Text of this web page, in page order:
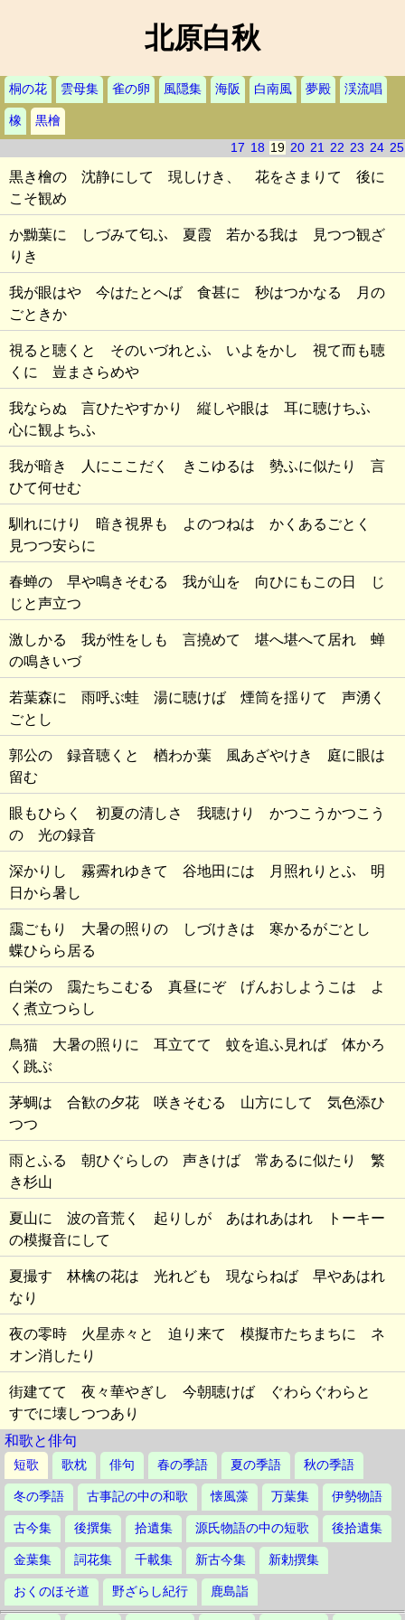
北原白秋
桐の花 雲母集 雀の卵 風隠集 海阪 白南風 夢殿 渓流唱
橡
黒檜
17 18 19 20 21 22 23 24 25
黒き檜の 沈静にして 現しけき、 花をさまりて 後に
こそ観め
か黝葉に しづみて匂ふ 夏霞 若かる我は 見つつ観ざ
りき
我が眼はや 今はたとへば 食甚に 秒はつかなる 月の
ごときか
視ると聴くと そのいづれとふ いよをかし 視て而も聴
くに 豈まさらめや
我ならぬ 言ひたやすかり 縦しや眼は 耳に聴けちふ
心に観よちふ
我が暗き 人にここだく きこゆるは 勢ふに似たり 言
ひて何せむ
馴れにけり 暗き視界も よのつねは かくあるごとく
見つつ安らに
春蝉の 早や鳴きそむる 我が山を 向ひにもこの日 じ
じと声立つ
激しかる 我が性をしも 言撓めて 堪へ堪へて居れ 蝉
の鳴きいづ
若葉森に 雨呼ぶ蛙 湯に聴けば 煙筒を揺りて 声湧く
ごとし
郭公の 録音聴くと 楢わか葉 風あざやけき 庭に眼は
留む
眼もひらく 初夏の清しさ 我聴けり かつこうかつこう
の 光の録音
深かりし 霧霽れゆきて 谷地田には 月照れりとふ 明
日から暑し
靄ごもり 大暑の照りの しづけきは 寒かるがごとし
蝶ひらら居る
白栄の 靄たちこむる 真昼にぞ げんおしようこは よ
く煮立つらし
鳥猫 大暑の照りに 耳立てて 蚊を追ふ見れば 体かろ
く跳ぶ
茅蜩は 合歓の夕花 咲きそむる 山方にして 気色添ひ
つつ
雨とふる 朝ひぐらしの 声きけば 常あるに似たり 繁
き杉山
夏山に 波の音荒く 起りしが あはれあはれ トーキー
の模擬音にして
夏撮す 林檎の花は 光れども 現ならねば 早やあはれ
なり
夜の零時 火星赤々と 迫り来て 模擬市たちまちに ネ
オン消したり
街建てて 夜々華やぎし 今朝聴けば ぐわらぐわらと
すでに壊しつつあり
和歌と俳句
短歌 歌枕 俳句 春の季語 夏の季語 秋の季語
冬の季語 古事記の中の和歌 懐風藻 万葉集 伊勢物語
古今集 後撰集 拾遺集 源氏物語の中の短歌 後拾遺集
金葉集 詞花集 千載集 新古今集 新勅撰集
おくのほそ道 野ざらし紀行 鹿島詣